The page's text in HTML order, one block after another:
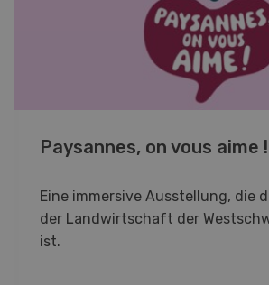
Fachkurs Aquakultur
Sind Sie in der Fischzucht tätig
interessieren Sie sich für das
diesem Fall ist unser FBA-